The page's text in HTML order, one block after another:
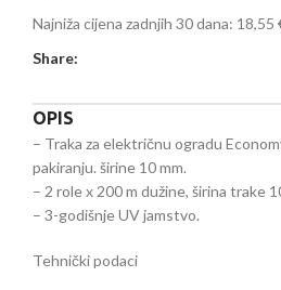
Najniža cijena zadnjih 30 dana: 18,55
Share:
OPIS
– Traka za električnu ogradu
pakiranju. širine 10 mm.
– 2 role x 200 m dužine, širina trake
– 3-godišnje UV jamstvo.
Tehnički podaci